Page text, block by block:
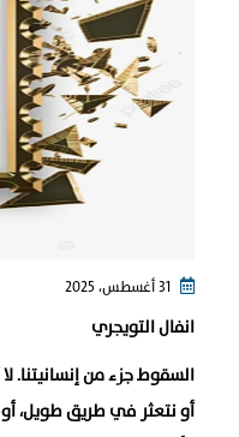
انفال التويجري
السقوط جزء من إنسانيتنا.
أو نتعثر في طريق طويل،